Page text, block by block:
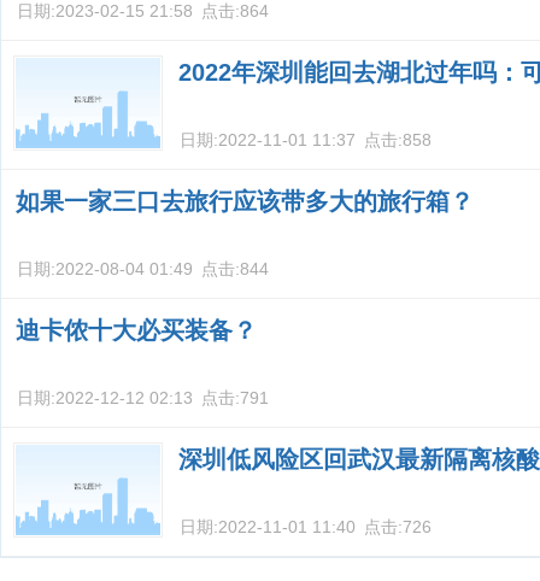
日期:2023-02-15 21:58 点击:864
2022年深圳能回去湖北过年吗：
日期:2022-11-01 11:37 点击:858
如果一家三口去旅行应该带多大的旅行箱？
日期:2022-08-04 01:49 点击:844
迪卡侬十大必买装备？
日期:2022-12-12 02:13 点击:791
深圳低风险区回武汉最新隔离核
日期:2022-11-01 11:40 点击:726